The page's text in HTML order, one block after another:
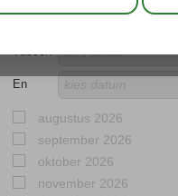
Vertrekperiode
Tussen
En
augustus 2026
september 2026
oktober 2026
november 2026